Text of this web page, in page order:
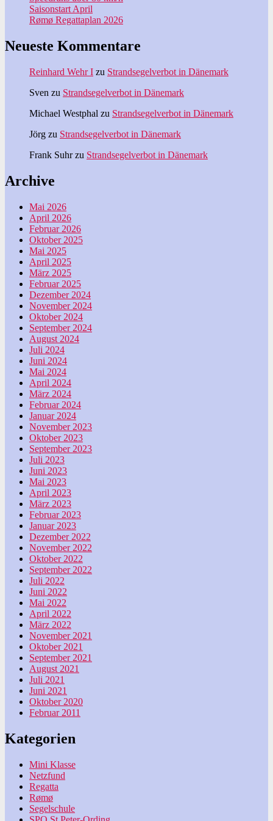
Saisonstart April
Rømø Regattaplan 2026
Neueste Kommentare
Reinhard Wehr I zu Strandsegelverbot in Dänemark
Sven zu Strandsegelverbot in Dänemark
Michael Westphal zu Strandsegelverbot in Dänemark
Jörg zu Strandsegelverbot in Dänemark
Frank Suhrzu Strandsegelverbot in Dänemark
Archive
Mai 2026
April 2026
Februar 2026
Oktober 2025
Mai 2025
April 2025
März 2025
Februar 2025
Dezember 2024
November 2024
Oktober 2024
September 2024
August 2024
Juli 2024
Juni 2024
Mai 2024
April 2024
März 2024
Februar 2024
Januar 2024
November 2023
Oktober 2023
September 2023
Juli 2023
Juni 2023
Mai 2023
April 2023
März 2023
Februar 2023
Januar 2023
Dezember 2022
November 2022
Oktober 2022
September 2022
Juli 2022
Juni 2022
Mai 2022
April 2022
März 2022
November 2021
Oktober 2021
September 2021
August 2021
Juli 2021
Juni 2021
Oktober 2020
Februar 2011
Kategorien
Mini Klasse
Netzfund
Regatta
Rømø
Segelschule